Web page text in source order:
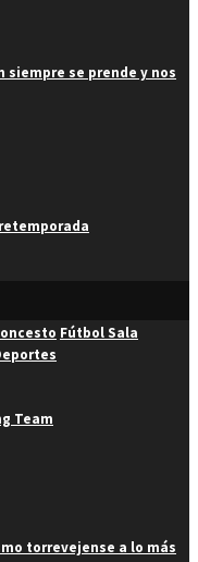
siempre se prende y nos
Fútbol Sala
Team
torrevejense a lo más